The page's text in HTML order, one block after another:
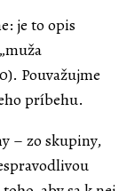
je to opis
Pouvažujme
príbehu.
– zo skupiny,